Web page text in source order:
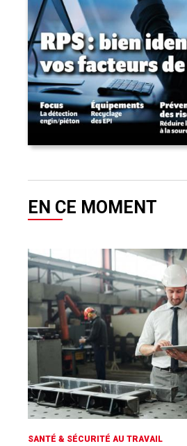
EN CE MOMENT
SANTÉ & SÉCURITÉ AU TRAVAIL